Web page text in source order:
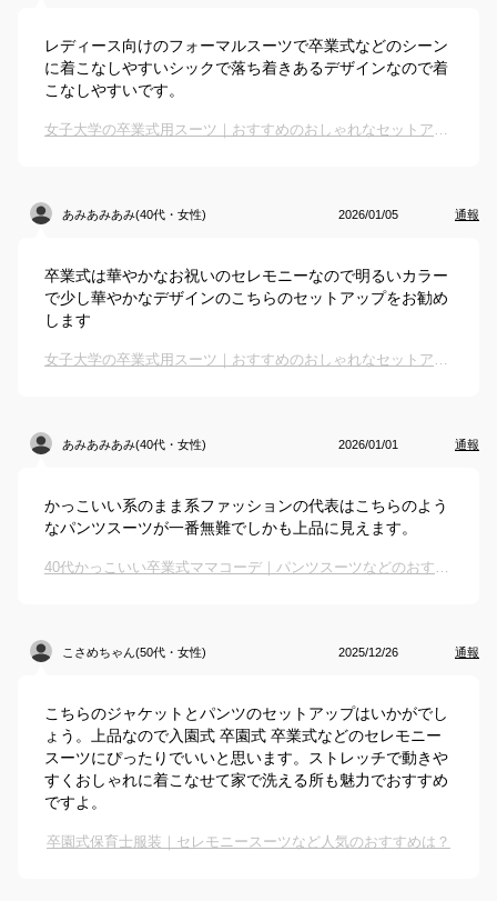
レディース向けのフォーマルスーツで卒業式などのシーン
に着こなしやすいシックで落ち着きあるデザインなので着
こなしやすいです。
女子大学の卒業式用スーツ｜おすすめのおしゃれなセットアップは？
あみあみあみ(40代・女性) 2026/01/05 通報
卒業式は華やかなお祝いのセレモニーなので明るいカラー
で少し華やかなデザインのこちらのセットアップをお勧め
します
女子大学の卒業式用スーツ｜おすすめのおしゃれなセットアップは？
あみあみあみ(40代・女性) 2026/01/01 通報
かっこいい系のまま系ファッションの代表はこちらのよう
なパンツスーツが一番無難でしかも上品に見えます。
40代かっこいい卒業式ママコーデ｜パンツスーツなどのおすすめは？
こさめちゃん(50代・女性) 2025/12/26 通報
こちらのジャケットとパンツのセットアップはいかがでし
ょう。上品なので入園式 卒園式 卒業式などのセレモニー
スーツにぴったりでいいと思います。ストレッチで動きや
すくおしゃれに着こなせて家で洗える所も魅力でおすすめ
ですよ。
卒園式保育士服装｜セレモニースーツなど人気のおすすめは？